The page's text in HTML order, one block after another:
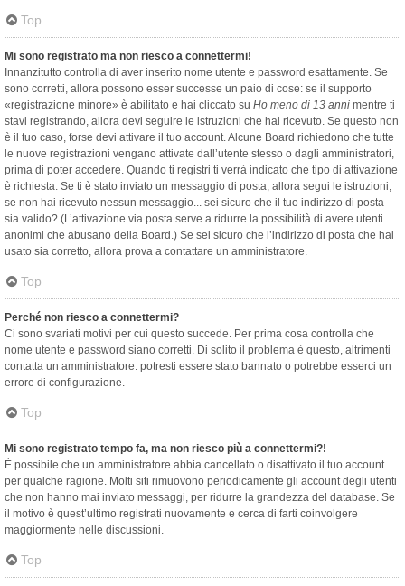
Top
Mi sono registrato ma non riesco a connettermi!
Innanzitutto controlla di aver inserito nome utente e password esattamente. Se
sono corretti, allora possono esser successe un paio di cose: se il supporto
«registrazione minore» è abilitato e hai cliccato su Ho meno di 13 anni mentre ti
stavi registrando, allora devi seguire le istruzioni che hai ricevuto. Se questo non
è il tuo caso, forse devi attivare il tuo account. Alcune Board richiedono che tutte
le nuove registrazioni vengano attivate dall’utente stesso o dagli amministratori,
prima di poter accedere. Quando ti registri ti verrà indicato che tipo di attivazione
è richiesta. Se ti è stato inviato un messaggio di posta, allora segui le istruzioni;
se non hai ricevuto nessun messaggio... sei sicuro che il tuo indirizzo di posta
sia valido? (L’attivazione via posta serve a ridurre la possibilità di avere utenti
anonimi che abusano della Board.) Se sei sicuro che l’indirizzo di posta che hai
usato sia corretto, allora prova a contattare un amministratore.
Top
Perché non riesco a connettermi?
Ci sono svariati motivi per cui questo succede. Per prima cosa controlla che
nome utente e password siano corretti. Di solito il problema è questo, altrimenti
contatta un amministratore: potresti essere stato bannato o potrebbe esserci un
errore di configurazione.
Top
Mi sono registrato tempo fa, ma non riesco più a connettermi?!
È possibile che un amministratore abbia cancellato o disattivato il tuo account
per qualche ragione. Molti siti rimuovono periodicamente gli account degli utenti
che non hanno mai inviato messaggi, per ridurre la grandezza del database. Se
il motivo è quest’ultimo registrati nuovamente e cerca di farti coinvolgere
maggiormente nelle discussioni.
Top